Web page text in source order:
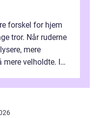
forskel for hjem
tror. Når ruderne
mere
mere velholdte. I